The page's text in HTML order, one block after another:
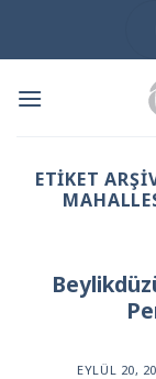
content
ETIKET
EYLÜL 20,